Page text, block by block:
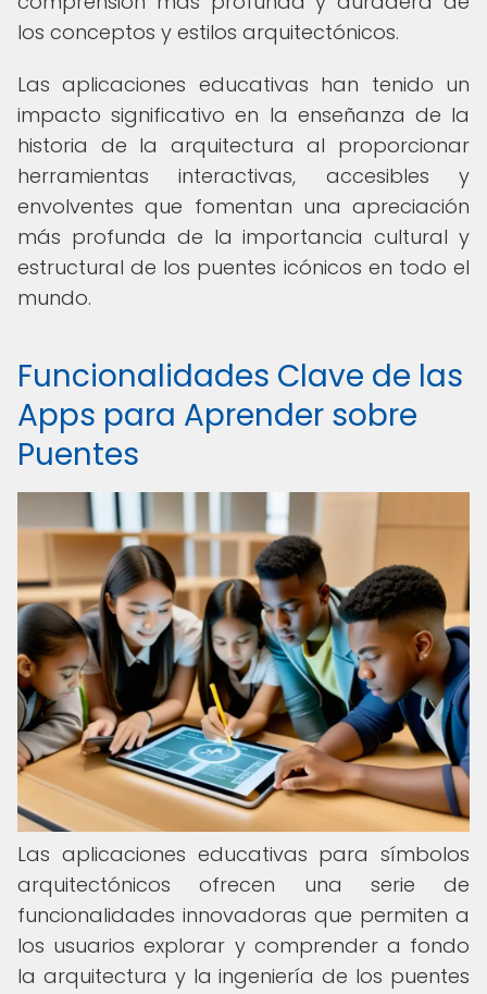
los conceptos y estilos arquitectónicos.
Las aplicaciones educativas han tenido un
impacto significativo en la enseñanza de la
historia de la arquitectura al proporcionar
herramientas interactivas, accesibles y
envolventes que fomentan una apreciación
más profunda de la importancia cultural y
estructural de los puentes icónicos en todo el
mundo.
Funcionalidades Clave de las
Apps para Aprender sobre
Puentes
Las aplicaciones educativas para símbolos
arquitectónicos ofrecen una serie de
funcionalidades innovadoras que permiten a
los usuarios explorar y comprender a fondo
la arquitectura y la ingeniería de los puentes